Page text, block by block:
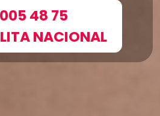
48 75
NACIONAL